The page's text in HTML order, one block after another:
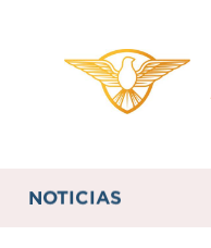
NOTICIAS